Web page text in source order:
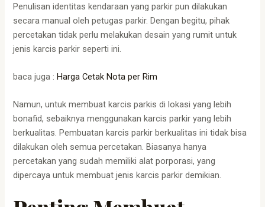
Penulisan identitas kendaraan yang parkir pun dilakukan
secara manual oleh petugas parkir. Dengan begitu, pihak
percetakan tidak perlu melakukan desain yang rumit untuk
jenis karcis parkir seperti ini.
baca juga :Harga Cetak Nota per Rim
Namun, untuk membuat karcis parkis di lokasi yang lebih
bonafid, sebaiknya menggunakan karcis parkir yang lebih
berkualitas. Pembuatan karcis parkir berkualitas ini tidak bisa
dilakukan oleh semua percetakan. Biasanya hanya
percetakan yang sudah memiliki alat porporasi, yang
dipercaya untuk membuat jenis karcis parkir demikian.